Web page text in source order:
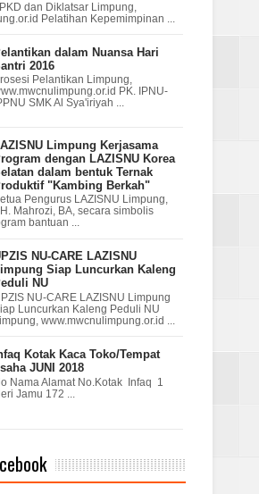
dan Diklatsar Limpung,
Pelatihan Kepemimpinan ...
dalam Nuansa Hari
2016
Pelantikan Limpung,
PK. IPNU-
SMK Al Sya'iriyah ...
Limpung Kerjasama
dengan LAZISNU Korea
dalam bentuk Ternak
"Kambing Berkah"
Pengurus LAZISNU Limpung,
Mahrozi, BA, secara simbolis
bantuan ...
NU-CARE LAZISNU
Siap Luncurkan Kaleng
NU
NU-CARE LAZISNU Limpung
Luncurkan Kaleng Peduli NU
www.mwcnulimpung.or.id ...
Kotak Kaca Toko/Tempat
JUNI 2018
Nama Alamat No.Kotak Infaq 1
Jamu 172 ...